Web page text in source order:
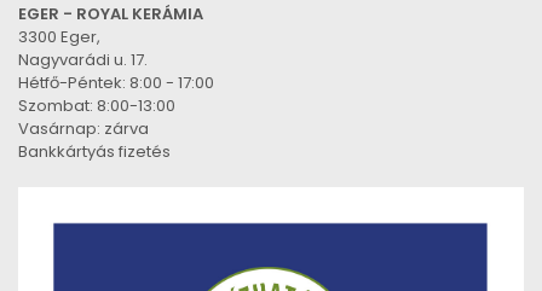
EGER - ROYAL KERÁMIA
3300 Eger,
Nagyvarádi u. 17.
Hétfő-Péntek: 8:00 - 17:00
Szombat: 8:00-13:00
Vasárnap: zárva
Bankkártyás fizetés